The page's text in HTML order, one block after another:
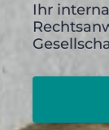
Ihr